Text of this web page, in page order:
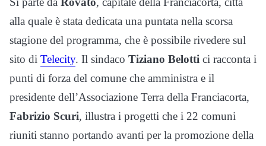
alla quale è stata dedicata una puntata nella scorsa
stagione del programma, che è possibile rivedere sul
sito di Telecity. Il sindaco Tiziano Belotti ci racconta i
punti di forza del comune che amministra e il
presidente dell’Associazione Terra della Franciacorta,
Fabrizio Scuri, illustra i progetti che i 22 comuni
riuniti stanno portando avanti per la promozione della